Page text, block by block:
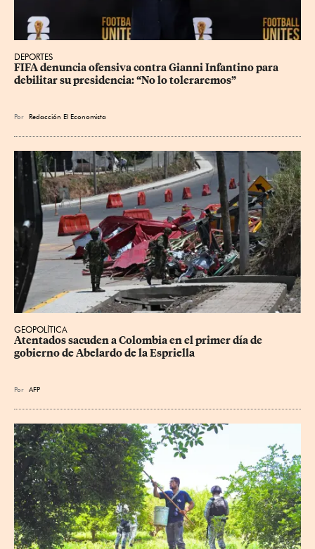
DEPORTES
FIFA denuncia ofensiva contra Gianni Infantino para
debilitar su presidencia: “No lo toleraremos”
Por Redacción El Economista
GEOPOLÍTICA
Atentados sacuden a Colombia en el primer día de
gobierno de Abelardo de la Espriella
Por AFP